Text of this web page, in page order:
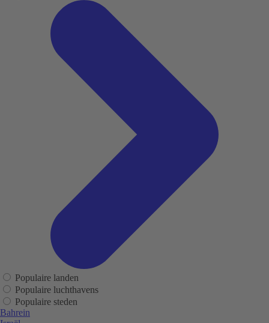
Populaire landen
Populaire luchthavens
Populaire steden
Bahrein